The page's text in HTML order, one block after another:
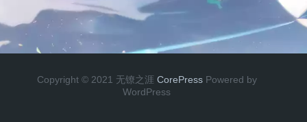
Copyright © 2021 无镣之涯 CorePress Powered by
WordPress